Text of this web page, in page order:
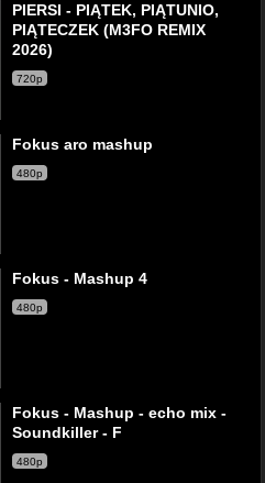
PIERSI - PIĄTEK, PIĄTUNIO,
PIĄTECZEK (M3FO REMIX
2026)
720p
Fokus aro mashup
480p
Fokus - Mashup 4
480p
Fokus - Mashup - echo mix -
Soundkiller - F
480p